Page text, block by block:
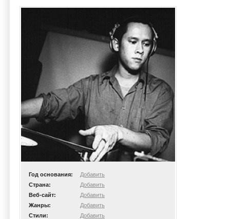
Год основания:
Добавить
Страна:
Добавить
Веб-сайт:
Добавить
Жанры:
Добавить
Стили:
Добавить